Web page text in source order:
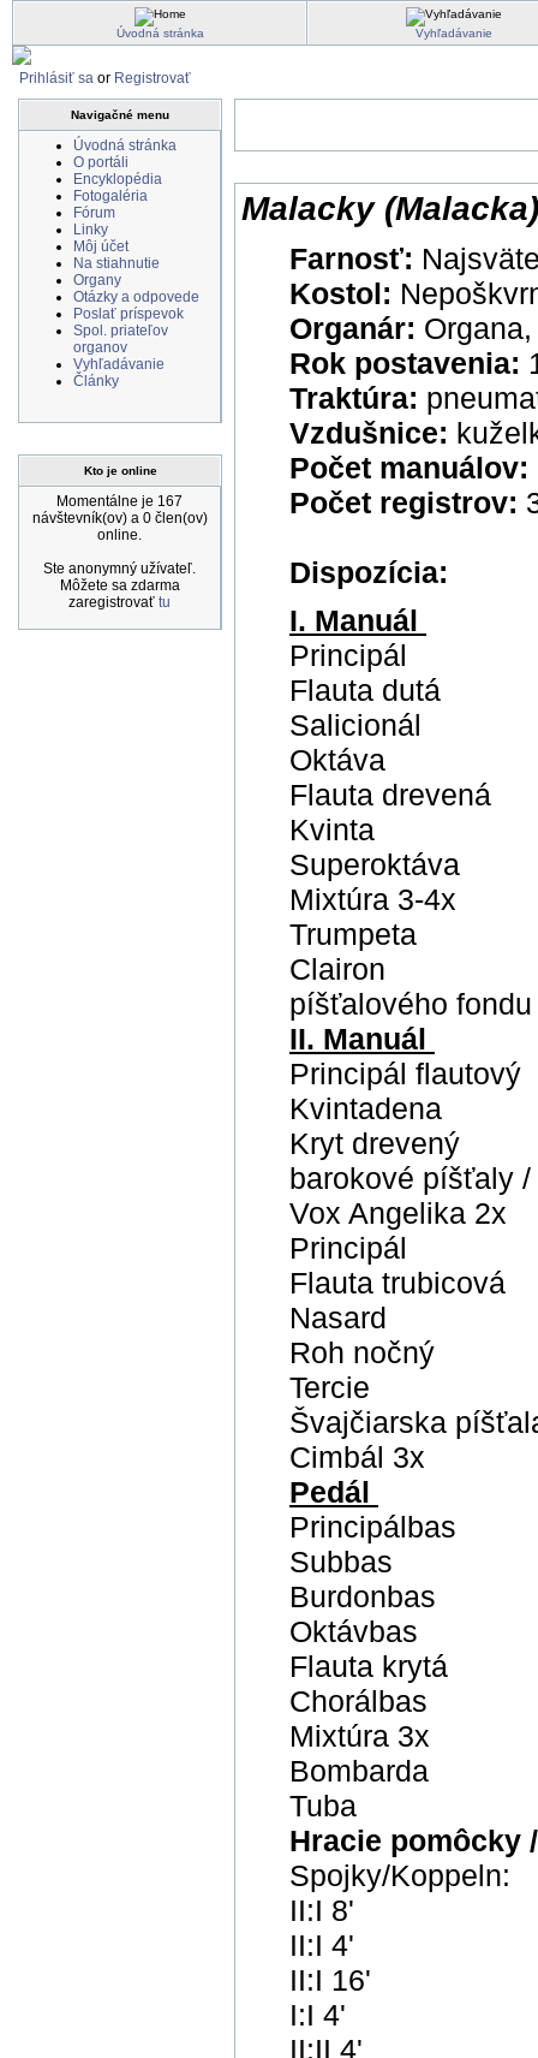
Úvodná stránka Vyhľadávanie
Prihlásiť sa or Registrovať
Navigačné menu
Úvodná stránka
O portáli
Encyklopédia
Fotogaléria
Fórum
Linky
Môj účet
Na stiahnutie
Organy
Otázky a odpovede
Poslať príspevok
Spol. priateľov
organov
Vyhľadávanie
Články
Kto je online
Momentálne je 167
návštevník(ov) a 0 člen(ov)
online.
Ste anonymný užívateľ.
Môžete sa zdarma
zaregistrovať tu
Malacky
Farnosť:
Kostol:
Organár:
Rok postavenia:
Traktúra:
Vzdušnice:
Počet manuálov:
Počet registrov:
Dispozícia:
I. Manuál
Principál
Flauta dutá
Salicionál
Oktáva
Flauta drevená
Kvinta
Superoktáva
Mixtúra 3-4x
Trumpeta
Clairon
píšťalového
II. Manuál
Principál flautový
Kvintadena
Kryt drevený
barokové píšťaly
Vox Angelika 2x
Principál
Flauta trubicová
Nasard
Roh nočný
Tercie
Švajčiarska
Cimbál 3x
Pedál
Principálbas
Subbas
Burdonbas
Oktávbas
Flauta krytá
Chorálbas
Mixtúra 3x
Bombarda
Tuba
Hracie pomôcky
Spojky/Koppeln:
II:I 8'
II:I 4'
II:I 16'
I:I 4'
II:II 4'